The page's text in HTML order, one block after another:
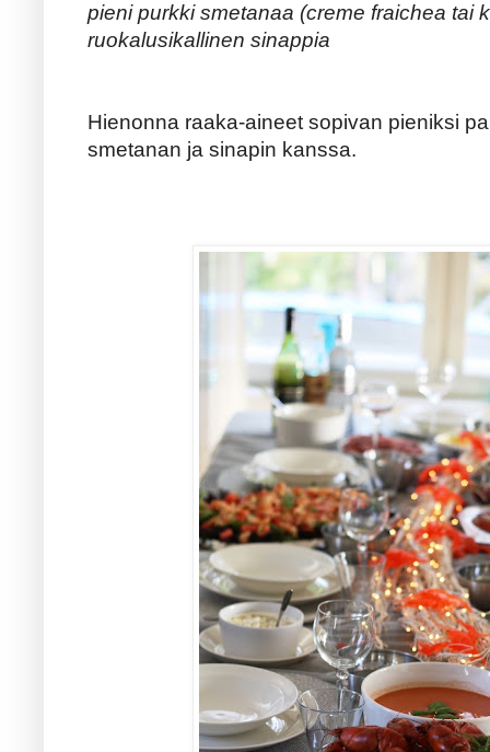
pieni purkki smetanaa (creme fraichea tai
ruokalusikallinen sinappia
Hienonna raaka-aineet sopivan pieniksi
smetanan ja sinapin kanssa.